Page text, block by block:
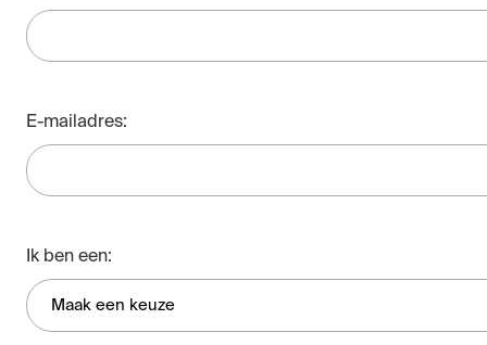
E-mailadres:
Ik ben een: